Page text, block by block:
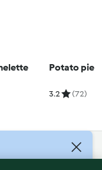
Potato pie
3.2 (72)